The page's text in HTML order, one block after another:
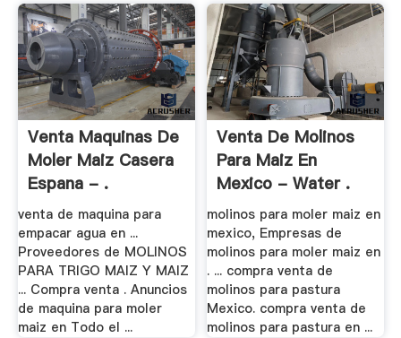
Venta Maquinas De
Moler Maiz Casera
Espana - .
venta de maquina para
empacar agua en ...
Proveedores de MOLINOS
PARA TRIGO MAIZ Y MAIZ
... Compra venta . Anuncios
de maquina para moler
maiz en Todo el ...
Venta De Molinos
Para Maiz En
Mexico - Water .
molinos para moler maiz en
mexico, Empresas de
molinos para moler maiz en
. ... compra venta de
molinos para pastura
Mexico. compra venta de
molinos para pastura en ...